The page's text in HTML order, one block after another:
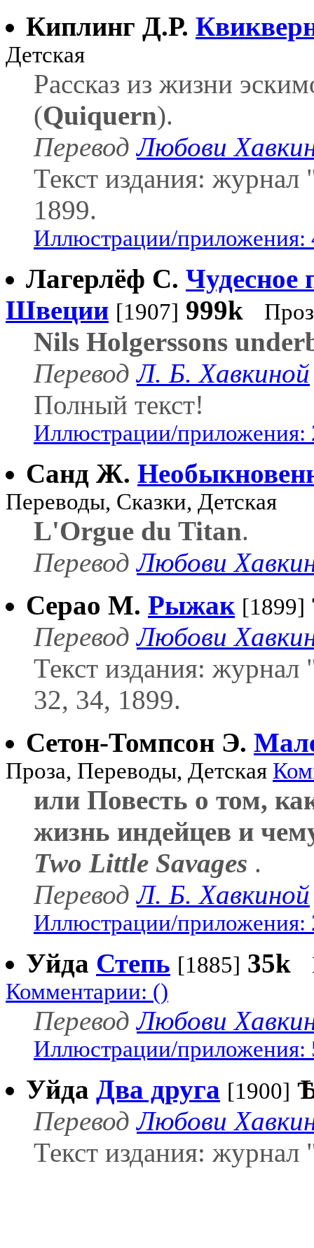
Киплинг Д.Р.
Детская
Рассказ из жизни
(Quiquern).
ПереводЛюбови
Текст издания:
1899.
Иллюстрации/приложения:
Лагерлёф С. Чудесное
Швеции [1907] 999k
Nils Holgerssons
ПереводЛ. Б. Хавкиной
Полный текст!
Иллюстрации/приложения:
Санд Ж.
Переводы, Сказки, Детская
L'Orgue du Titan.
ПереводЛюбови
Серао М. Рыжак [1899]
ПереводЛюбови
Текст издания:
32, 34, 1899.
Сетон-Томпсон Э.
Проза, Переводы, Детская
или Повесть о том,
жизнь индейцев и
Two Little Savages .
ПереводЛ. Б. Хавкиной
Иллюстрации/приложения:
Уйда Степь [1885] 35k
Комментарии: ()
ПереводЛюбови
Иллюстрации/приложения:
Уйда Два друга [1900]
ПереводЛюбови
Текст издания: